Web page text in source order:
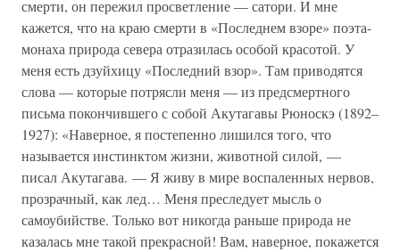
смерти, он пережил просветление — сатори. И мне
кажется, что на краю смерти в «Последнем взоре» поэта-
монаха природа севера отразилась особой красотой. У
меня есть дзуйхицу «Последний взор». Там приводятся
слова — которые потрясли меня — из предсмертного
письма покончившего с собой Акутагавы Рюноскэ (1892–
1927): «Наверное, я постепенно лишился того, что
называется инстинктом жизни, животной силой, —
писал Акутагава. — Я живу в мире воспаленных нервов,
прозрачный, как лед… Меня преследует мысль о
самоубийстве. Только вот никогда раньше природа не
казалась мне такой прекрасной! Вам, наверное, покажется